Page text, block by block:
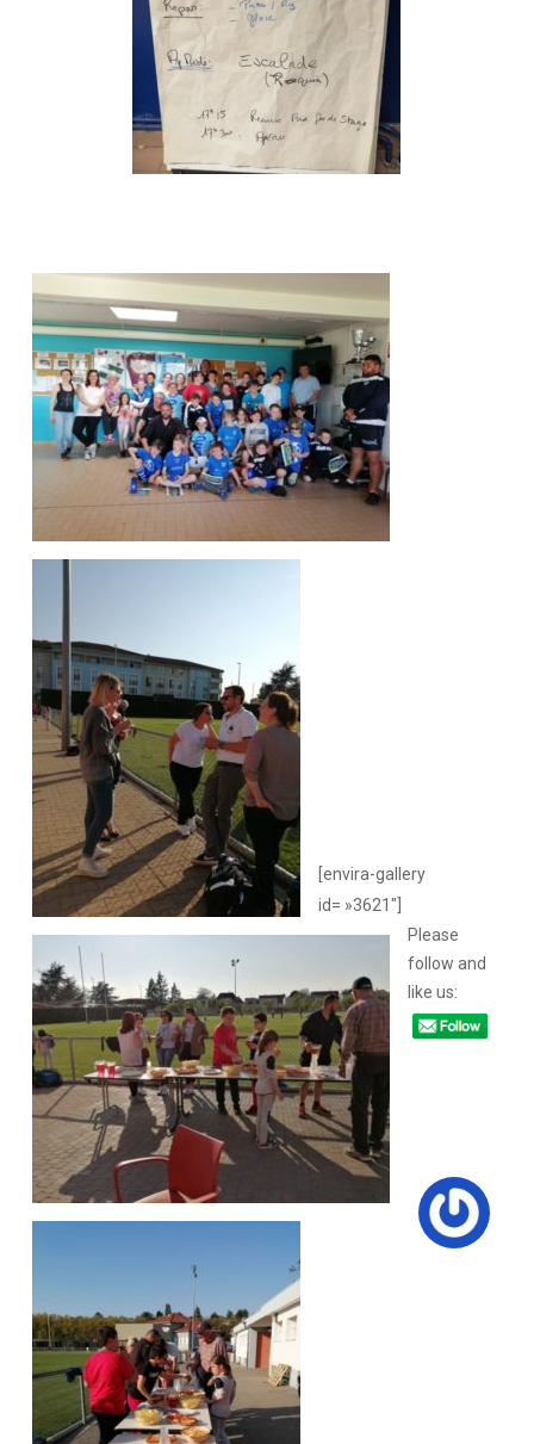
[envira-gallery
id= »3621″]
Please
follow and
like us: